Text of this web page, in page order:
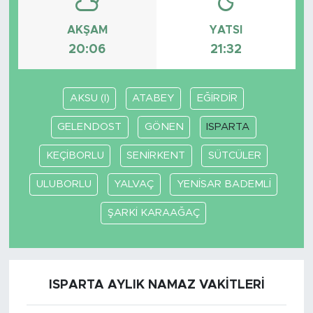
AKŞAM
20:06
YATSI
21:32
AKSU (I) ATABEY EĞİRDİR
GELENDOST GÖNEN ISPARTA
KEÇİBORLU SENİRKENT SÜTCÜLER
ULUBORLU YALVAÇ YENİSAR BADEMLİ
ŞARKİ KARAAĞAÇ
ISPARTA AYLIK NAMAZ VAKITLERI